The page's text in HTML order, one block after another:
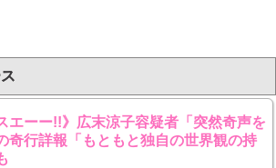
エーー!!》広末涼子容疑者「突然奇声を
奇行詳報「もともと独自の世界観の持